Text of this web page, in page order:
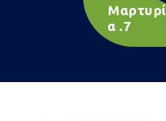
Μαρτυρί
α .7